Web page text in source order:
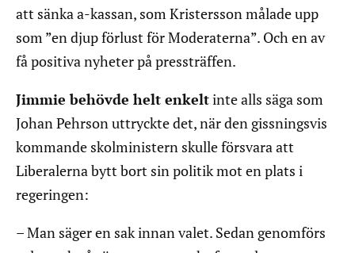
att sänka a-kassan, som Kristersson målade upp
som ”en djup förlust för Moderaterna”. Och en av
få positiva nyheter på pressträffen.
Jimmie behövde helt enkeltinte alls säga som
Johan Pehrson uttryckte det, när den gissningsvis
kommande skolministern skulle försvara att
Liberalerna bytt bort sin politik mot en plats i
regeringen:
– Man säger en sak innan valet. Sedan genomförs